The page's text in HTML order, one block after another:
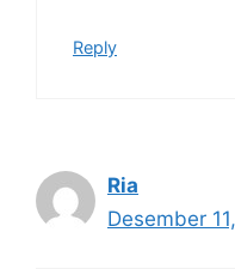
Reply
Ria
Desember